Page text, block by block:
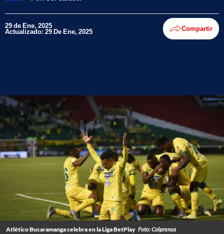
29 de Ene, 2025
Actualizado: 29 De Ene, 2025 Compartir
Atlético Bucaramanga celebra en la Liga BetPlay Foto: Colprensa